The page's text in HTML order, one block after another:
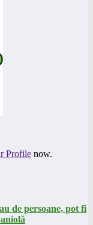
Profile now.
de persoane, pot fi